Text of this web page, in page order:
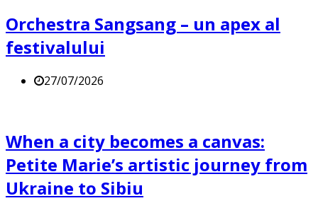
Orchestra Sangsang – un apex al
festivalului
27/07/2026
When a city becomes a canvas:
Petite Marie’s artistic journey from
Ukraine to Sibiu